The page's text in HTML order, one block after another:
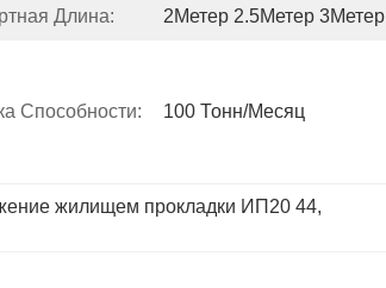
Длина: 2Метер 2.5Метер 3Метер
Способности: 100 Тонн/месяц
жилищем прокладки ИП20 44,